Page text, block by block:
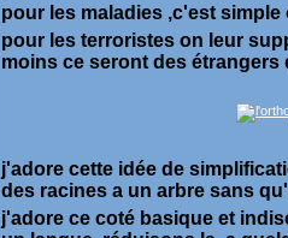
pour les maladies ,c'est
pour les terroristes on leur
moins ce seront des
j'adore cette idée de
des racines a un arbre sans
j'adore ce coté basique et